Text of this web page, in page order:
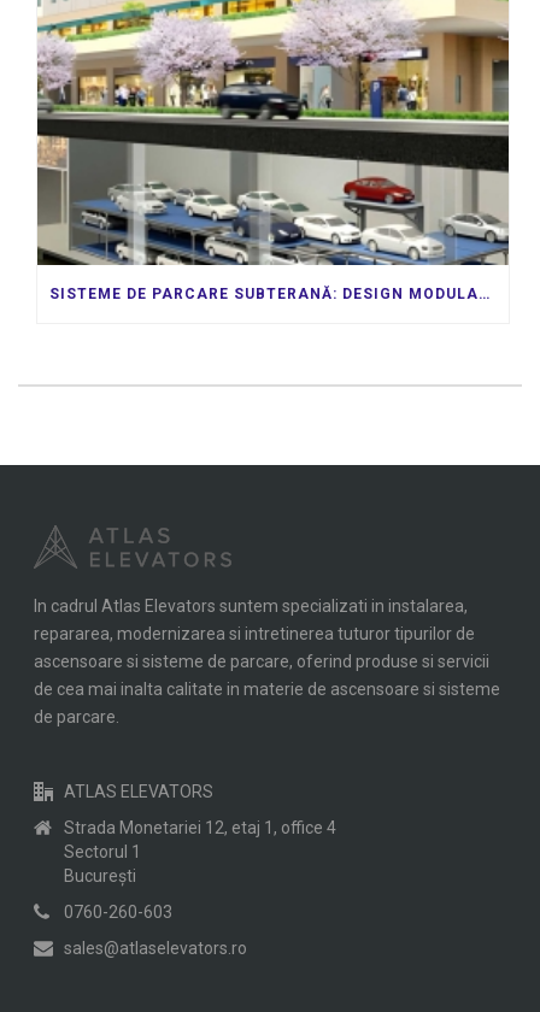
SISTEME DE PARCARE SUBTERANĂ: DESIGN MODULAR PENTRU CERINȚELE DVS. ÎN CONTINUĂ SCHIMBARE
In cadrul Atlas Elevators suntem specializati in instalarea,
repararea, modernizarea si intretinerea tuturor tipurilor de
ascensoare si sisteme de parcare, oferind produse si servicii
de cea mai inalta calitate in materie de ascensoare si sisteme
de parcare.
ATLAS ELEVATORS
Strada Monetariei 12, etaj 1, office 4
Sectorul 1
Bucureşti
0760-260-603
sales@atlaselevators.ro